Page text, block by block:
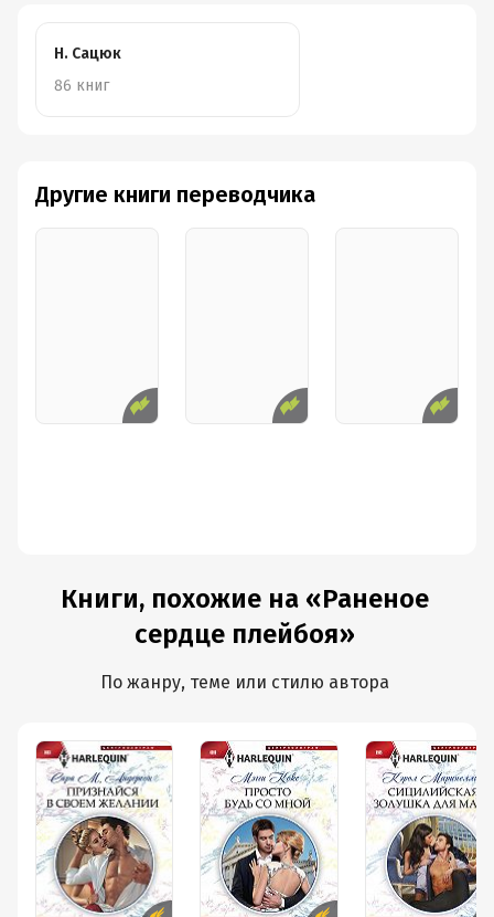
Н. Сацюк
86 книг
Другие книги переводчика
Книги, похожие на «Раненое
сердце плейбоя»
По жанру, теме или стилю автора